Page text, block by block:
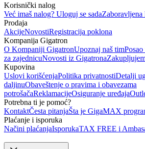
Korisnički nalog
Već imaš nalog? Uloguj se sadaZaboravljena
Prodaja
AkcijeNovostiRegistracija poklona
Kompanija Gigatron
O Kompaniji GigatronUpoznaj naš tim
za zajednicuNovosti iz Gigatrona
Kupovina
Uslovi korišćenjaPolitika privatnostiDetalji
daljinuObaveštenje o pravima i obavezama
potrošačaReklamacijeOsiguranje uređaja
Potrebna ti je pomoć?
KontaktČesta pitanjaŠta je GigaMAX
Plaćanje i isporuka
Načini plaćanjaIsporukaTAX FREE i